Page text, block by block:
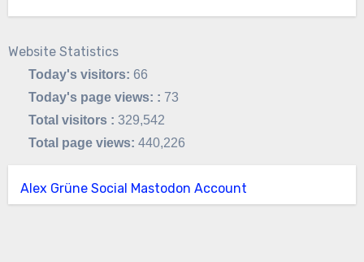
Website Statistics
Today's visitors: 66
Today's page views: : 73
Total visitors :329,542
Total page views:440,226
Alex Grüne Social Mastodon Account